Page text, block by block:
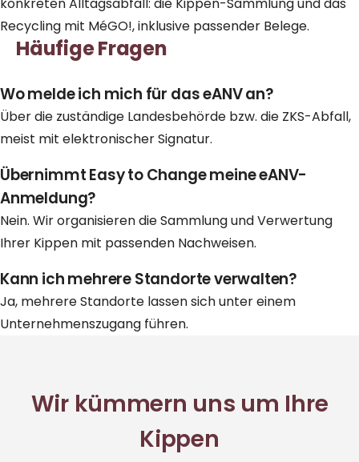
Recycling mit MéGO!, inklusive passender Belege.
Häufige Fragen
Wo melde ich mich für das eANV an?
Über die zuständige Landesbehörde bzw. die ZKS-Abfall,
meist mit elektronischer Signatur.
Übernimmt Easy to Change meine eANV-
Anmeldung?
Nein. Wir organisieren die Sammlung und Verwertung
Ihrer Kippen mit passenden Nachweisen.
Kann ich mehrere Standorte verwalten?
Ja, mehrere Standorte lassen sich unter einem
Unternehmenszugang führen.
Wir kümmern uns um Ihre
Kippen